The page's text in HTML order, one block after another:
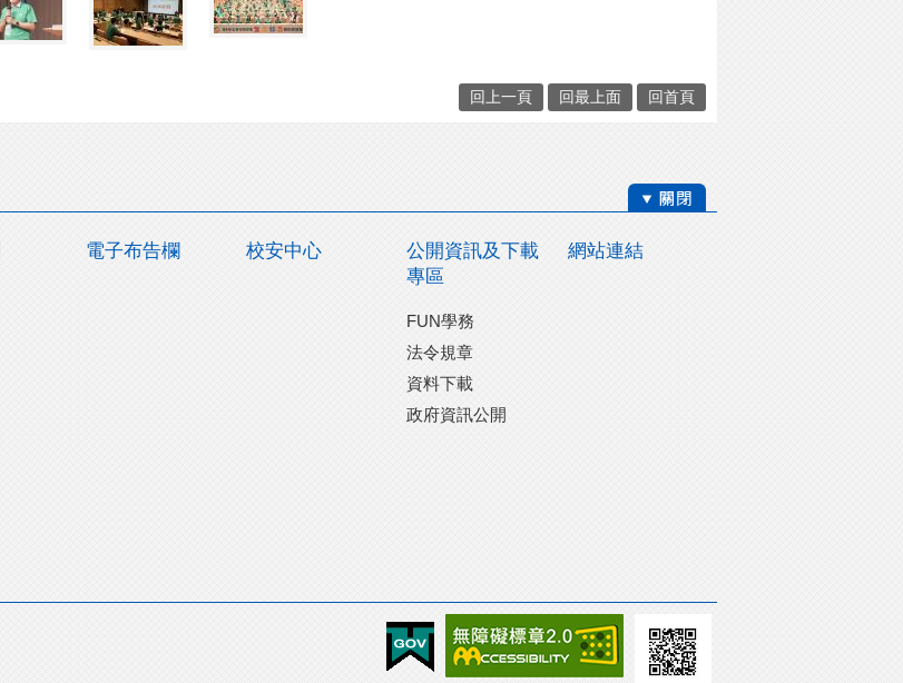
回上一頁 回最上面 回首頁
電子布告欄 校安中心
公開資訊及下載
專區
FUN學務
法令規章
資料下載
政府資訊公開
網站連結